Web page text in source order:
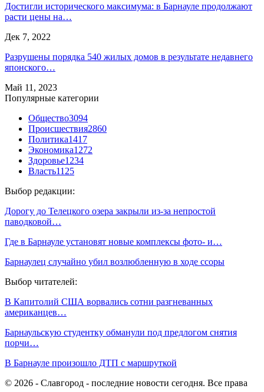
Достигли исторического максимума: в Барнауле продолжают
расти цены на…
Дек 7, 2022
Разрушены порядка 540 жилых домов в результате недавнего
японского…
Май 11, 2023
Популярные категории
Общество3094
Происшествия2860
Политика1417
Экономика1272
Здоровье1234
Власть1125
Выбор редакции:
Дорогу до Телецкого озера закрыли из-за непростой
паводковой…
Где в Барнауле установят новые комплексы фото- и…
Барнаулец случайно убил возлюбленную в ходе ссоры
Выбор читателей:
В Капитолий США ворвались сотни разгневанных
американцев…
Барнаульскую студентку обманули под предлогом снятия
порчи…
В Барнауле произошло ДТП с маршруткой
© 2026 - Славгород - последние новости сегодня. Все права